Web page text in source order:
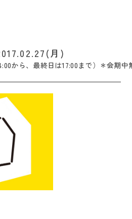
月)
から、最終日は17:00まで）＊会期中